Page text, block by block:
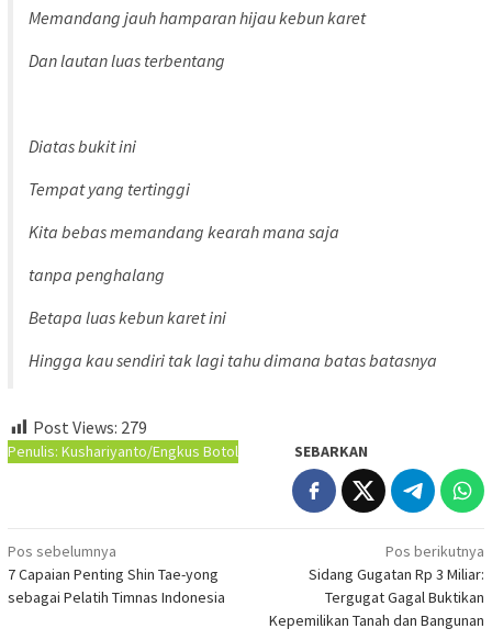
Memandang jauh hamparan hijau kebun karet
Dan lautan luas terbentang
Diatas bukit ini
Tempat yang tertinggi
Kita bebas memandang kearah mana saja
tanpa penghalang
Betapa luas kebun karet ini
Hingga kau sendiri tak lagi tahu dimana batas batasnya
Post Views: 279
Penulis: Kushariyanto/Engkus Botol SEBARKAN
Navigasi
pos
Pos sebelumnya
7 Capaian Penting Shin Tae-yong
sebagai Pelatih Timnas Indonesia
Pos berikutnya
Sidang Gugatan Rp 3 Miliar:
Tergugat Gagal Buktikan
Kepemilikan Tanah dan Bangunan